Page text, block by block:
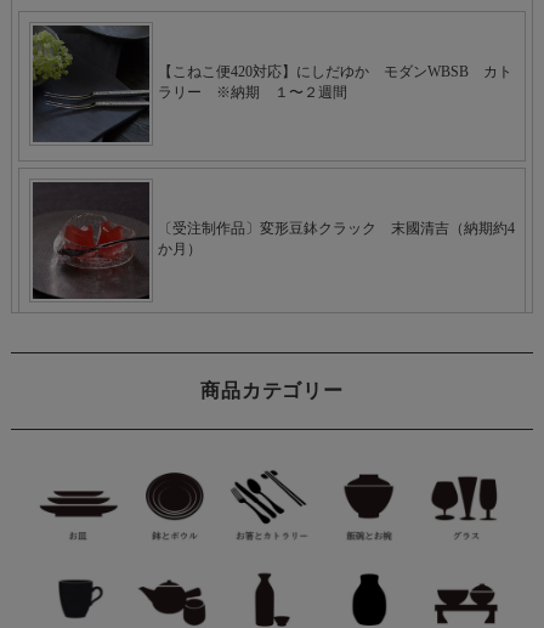
商品カテゴリー